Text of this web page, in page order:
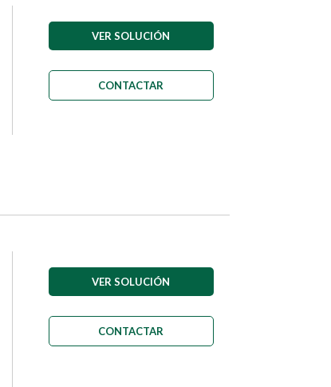
VER SOLUCIÓN
CONTACTAR
VER SOLUCIÓN
CONTACTAR